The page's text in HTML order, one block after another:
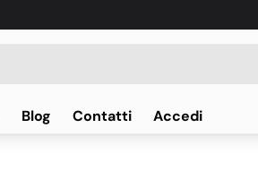
Blog Contatti Accedi